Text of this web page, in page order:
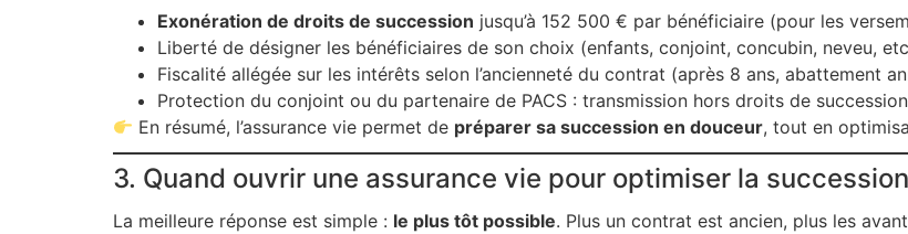
Exonération de droits de succession jusqu’à 152 500 € par bénéficiaire (pour les
Liberté de désigner les bénéficiaires de son choix (enfants, conjoint, concubin, neveu,
Fiscalité allégée sur les intérêts selon l’ancienneté du contrat (après 8 ans, abattement
Protection du conjoint ou du partenaire de PACS : transmission hors droits de
En résumé, l’assurance vie permet de préparer sa succession en douceur, tout en
3. Quand ouvrir une assurance vie pour optimiser la
La meilleure réponse est simple : le plus tôt possible. Plus un contrat est ancien, plus les